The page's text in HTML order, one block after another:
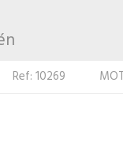
Ref: 311380